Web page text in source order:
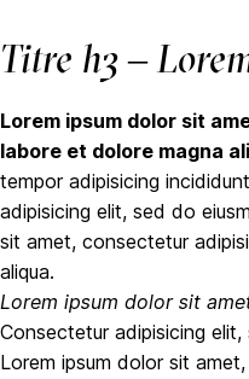
Titre h3 –
Lorem ipsum dolor sit
labore et dolore magna
tempor adipisicing
adipisicing elit, sed do
sit amet, consectetur
aliqua.
Lorem ipsum dolor sit
Consectetur adipisicing
Lorem ipsum dolor sit